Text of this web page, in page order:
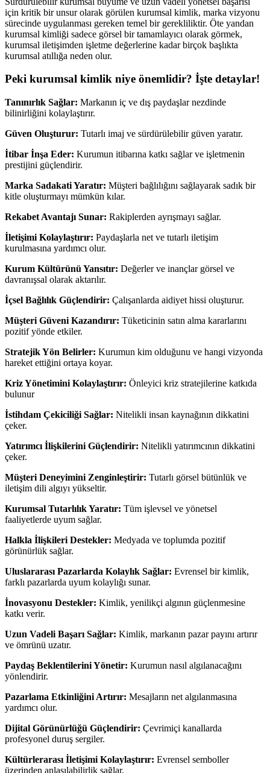
için kritik bir unsur olarak görülen kurumsal kimlik, marka vizyonu
sürecinde uygulanması gereken temel bir gerekliliktir. Öte yandan
kurumsal kimliği sadece görsel bir tamamlayıcı olarak görmek,
kurumsal iletişimden işletme değerlerine kadar birçok başlıkta
kurumsal atıllığa neden olur.
Peki kurumsal kimlik niye önemlidir? İşte detaylar!
Tanınırlık Sağlar: Markanın iç ve dış paydaşlar nezdinde
bilinirliğini kolaylaştırır.
Güven Oluşturur: Tutarlı imaj ve sürdürülebilir güven yaratır.
İtibar İnşa Eder: Kurumun itibarına katkı sağlar ve işletmenin
prestijini güçlendirir.
Marka Sadakati Yaratır: Müşteri bağlılığını sağlayarak sadık bir
kitle oluşturmayı mümkün kılar.
Rekabet Avantajı Sunar: Rakiplerden ayrışmayı sağlar.
İletişimi Kolaylaştırır: Paydaşlarla net ve tutarlı iletişim
kurulmasına yardımcı olur.
Kurum Kültürünü Yansıtır: Değerler ve inançlar görsel ve
davranışsal olarak aktarılır.
İçsel Bağlılık Güçlendirir: Çalışanlarda aidiyet hissi oluşturur.
Müşteri Güveni Kazandırır: Tüketicinin satın alma kararlarını
pozitif yönde etkiler.
Stratejik Yön Belirler: Kurumun kim olduğunu ve hangi vizyonda
hareket ettiğini ortaya koyar.
Kriz Yönetimini Kolaylaştırır: Önleyici kriz stratejilerine katkıda
bulunur
İstihdam Çekiciliği Sağlar: Nitelikli insan kaynağının dikkatini
çeker.
Yatırımcı İlişkilerini Güçlendirir: Nitelikli yatırımcının dikkatini
çeker.
Müşteri Deneyimini Zenginleştirir: Tutarlı görsel bütünlük ve
iletişim dili algıyı yükseltir.
Kurumsal Tutarlılık Yaratır: Tüm işlevsel ve yönetsel
faaliyetlerde uyum sağlar.
Halkla İlişkileri Destekler: Medyada ve toplumda pozitif
görünürlük sağlar.
Uluslararası Pazarlarda Kolaylık Sağlar: Evrensel bir kimlik,
farklı pazarlarda uyum kolaylığı sunar.
İnovasyonu Destekler: Kimlik, yenilikçi algının güçlenmesine
katkı verir.
Uzun Vadeli Başarı Sağlar: Kimlik, markanın pazar payını artırır
ve ömrünü uzatır.
Paydaş Beklentilerini Yönetir: Kurumun nasıl algılanacağını
yönlendirir.
Pazarlama Etkinliğini Artırır: Mesajların net algılanmasına
yardımcı olur.
Dijital Görünürlüğü Güçlendirir: Çevrimiçi kanallarda
profesyonel duruş sergiler.
Kültürlerarası İletişimi Kolaylaştırır: Evrensel semboller
üzerinden anlaşılabilirlik sağlar.